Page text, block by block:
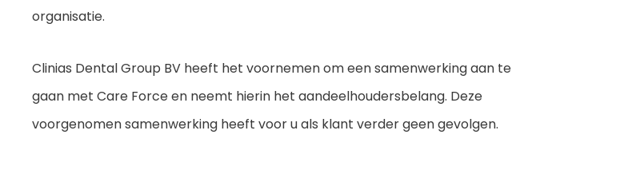
organisatie.
Clinias Dental Group BV heeft het voornemen om een samenwerking aan te
gaan met Care Force en neemt hierin het aandeelhoudersbelang. Deze
voorgenomen samenwerking heeft voor u als klant verder geen gevolgen.